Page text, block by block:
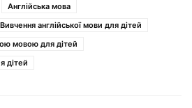
Англійська мова
англійської мови для дітей
мовою для дітей
дітей